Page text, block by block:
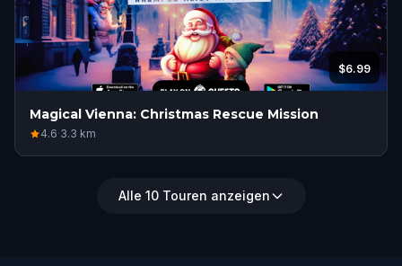
$6.99
Magical Vienna: Christmas Rescue Mission
4.6·3.3 km
Alle 10 Touren anzeigen